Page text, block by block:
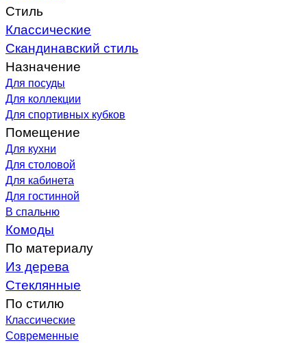
Стиль
Классические
Скандинавский стиль
Назначение
Для посуды
Для коллекции
Для спортивных кубков
Помещение
Для кухни
Для столовой
Для кабинета
Для гостинной
В спальню
Комоды
По материалу
Из дерева
Стеклянные
По стилю
Классические
Современные